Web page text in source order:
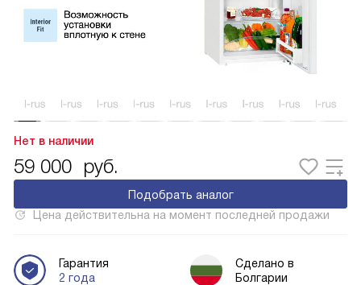
Нет в наличии
59 000 руб.
Подобрать аналог
Цена действительна на момент последней продажи
Гарантия
2 года
Сделано в
Болгарии